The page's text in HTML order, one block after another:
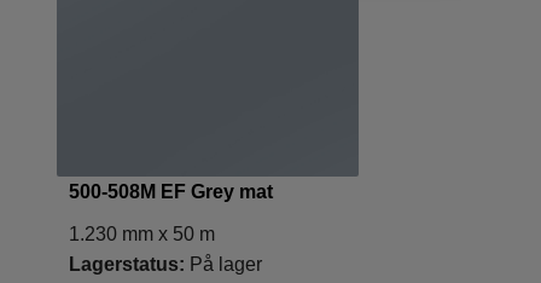
500-508M EF Grey mat
1.230 mm x 50 m
Lagerstatus: På lager